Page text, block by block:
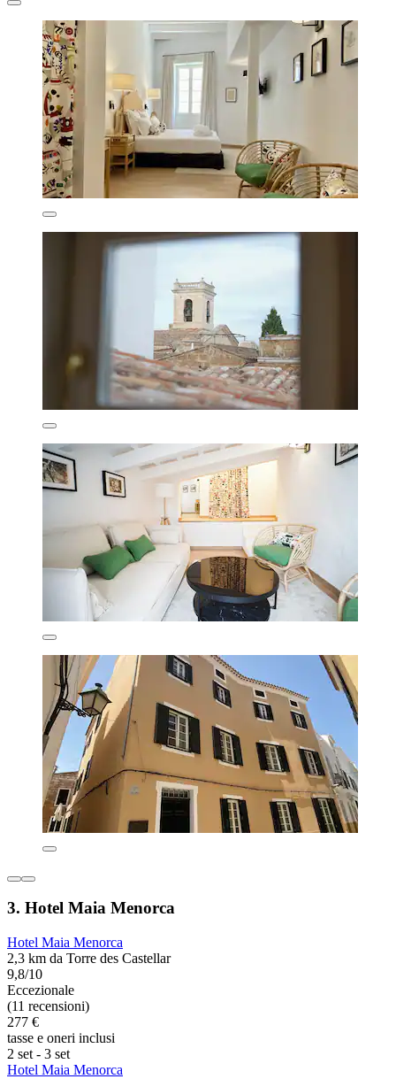
3. Hotel Maia Menorca
Hotel Maia Menorca
2,3 km da Torre des Castellar
9,8/10
Eccezionale
(11 recensioni)
277 €
tasse e oneri inclusi
2 set - 3 set
Hotel Maia Menorca